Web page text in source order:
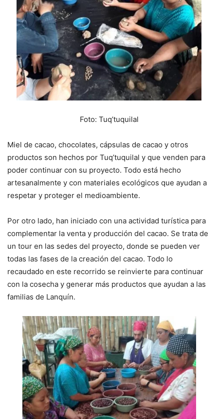
Foto: Tuq’tuquilal
Miel de cacao, chocolates, cápsulas de cacao y otros
productos son hechos por Tuq’tuquilal y que venden para
poder continuar con su proyecto. Todo está hecho
artesanalmente y con materiales ecológicos que ayudan a
respetar y proteger el medioambiente.
Por otro lado, han iniciado con una actividad turística para
complementar la venta y producción del cacao. Se trata de
un tour en las sedes del proyecto, donde se pueden ver
todas las fases de la creación del cacao. Todo lo
recaudado en este recorrido se reinvierte para continuar
con la cosecha y generar más productos que ayudan a las
familias de Lanquín.